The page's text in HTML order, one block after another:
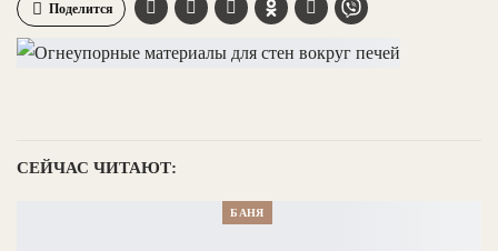
Поделится
СЕЙЧАС ЧИТАЮТ:
БАНЯ